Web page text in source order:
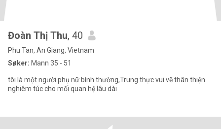
Đoàn Thị Thu, 40
Phu Tan, An Giang, Vietnam
Søker: Mann 35 - 51
tôi là một người phụ nữ bình thường,Trung thực vui vẽ thân thiện.
nghiêm túc cho mối quan hệ lâu dài